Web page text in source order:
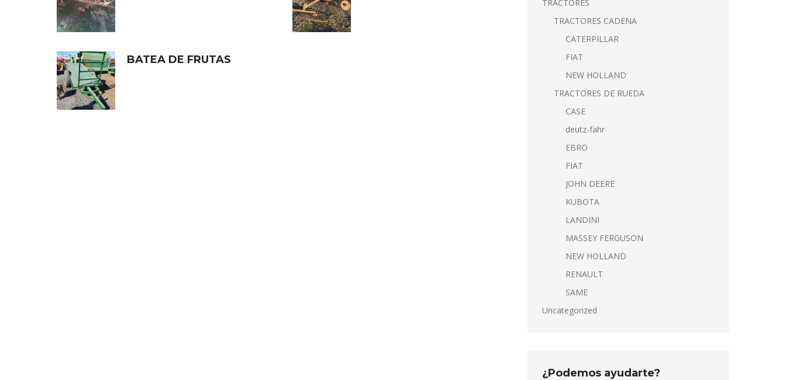
BATEA DE FRUTAS
TRACTORES
TRACTORES CADENA
CATERPILLAR
FIAT
NEW HOLLAND
TRACTORES DE RUEDA
CASE
deutz-fahr
EBRO
FIAT
JOHN DEERE
KUBOTA
LANDINI
MASSEY FERGUSON
NEW HOLLAND
RENAULT
SAME
Uncategorized
¿Podemos ayudarte?